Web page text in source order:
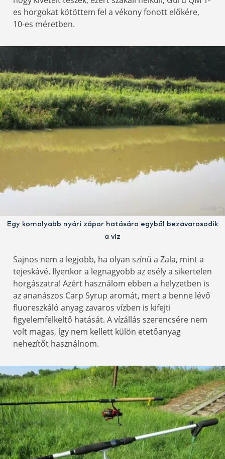
es horgokat kötöttem fel a vékony fonott előkére,
10-es méretben.
Egy komolyabb nyári zápor hatására egyből bezavarosodik
a víz
Sajnos nem a legjobb, ha olyan színű a Zala, mint a
tejeskávé. Ilyenkor a legnagyobb az esély a sikertelen
horgászatra! Azért használom ebben a helyzetben is
az ananászos Carp Syrup aromát, mert a benne lévő
fluoreszkáló anyag zavaros vízben is kifejti
figyelemfelkeltő hatását. A vízállás szerencsére nem
volt magas, így nem kellett külön etetőanyag
nehezítőt használnom.